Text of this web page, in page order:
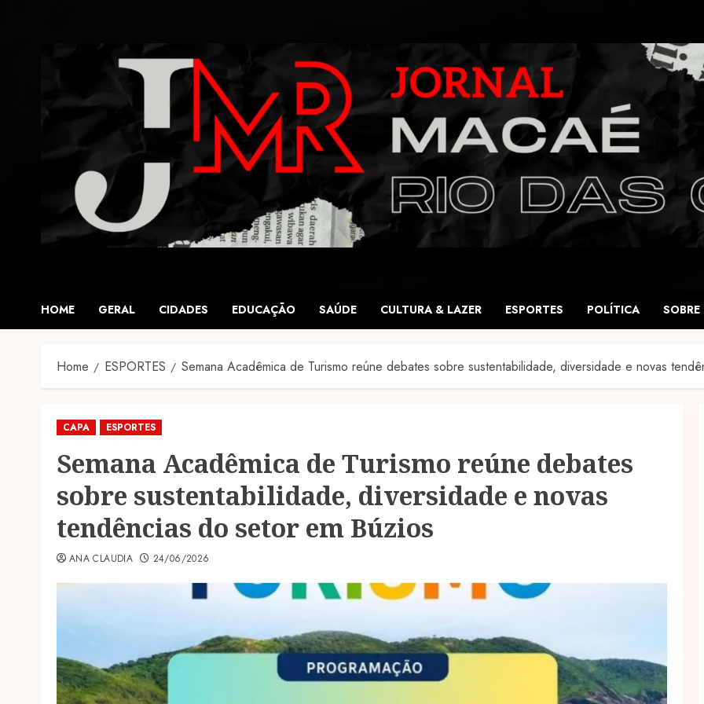
HOME GERAL CIDADES EDUCAÇÃO SAÚDE CULTURA & LAZER ESPORTES POLÍTICA
Home ESPORTES Semana Acadêmica de Turismo reúne debates sobre sustentabilidade, diversidade e novas
CAPA ESPORTES
Semana Acadêmica de Turismo reúne debates
sobre sustentabilidade, diversidade e novas
tendências do setor em Búzios
ANA CLAUDIA 24/06/2026